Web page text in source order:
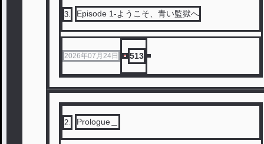
3 Episode 1-ようこそ、青い監獄へ
2026年07月24日 513
2 Prologue＿